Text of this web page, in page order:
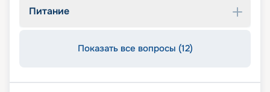
Питание
Показать все вопросы (12)